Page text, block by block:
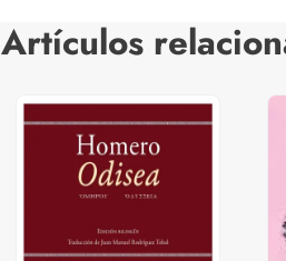
Artículos